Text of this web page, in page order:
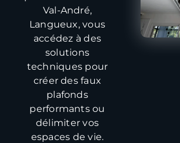
Val-André,
Langueux, vous
accédez à des
solutions
techniques pour
créer des faux
plafonds
performants ou
délimiter vos
espaces de vie.